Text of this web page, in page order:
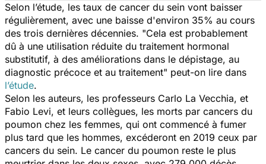
Selon l’étude, les taux de cancer du sein vont baisser
régulièrement, avec une baisse d'environ 35% au cours
des trois dernières décennies. "Cela est probablement
dû à une utilisation réduite du traitement hormonal
substitutif, à des améliorations dans le dépistage, au
diagnostic précoce et au traitement" peut-on lire dans
l’étude.
Selon les auteurs, les professeurs Carlo La Vecchia, et
Fabio Levi, et leurs collègues, les morts par cancers du
poumon chez les femmes, qui ont commencé à fumer
plus tard que les hommes, excéderont en 2019 ceux par
cancers du sein. Le cancer du poumon reste le plus